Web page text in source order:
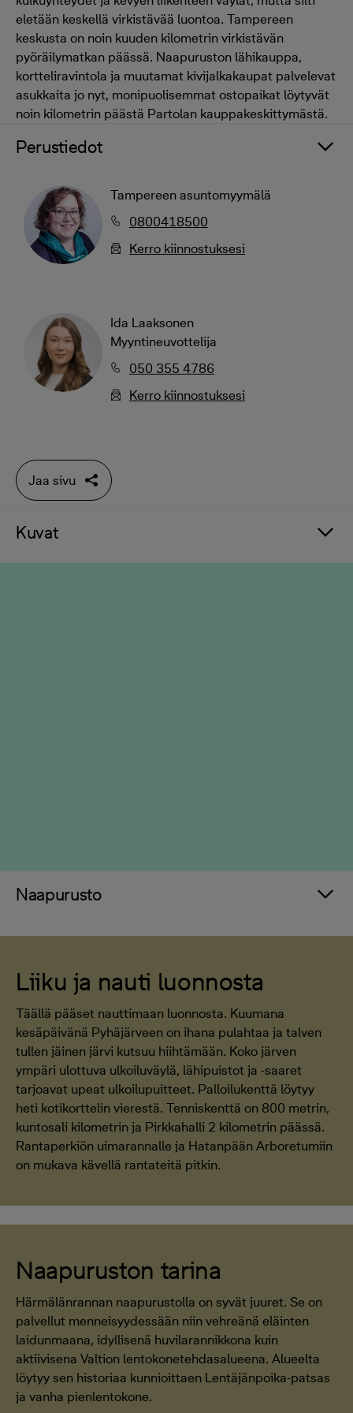
eletään keskellä virkistävää luontoa. Tampereen
keskusta on noin kuuden kilometrin virkistävän
pyöräilymatkan päässä. Naapuruston lähikauppa,
kortteliravintola ja muutamat kivijalkakaupat palvelevat
asukkaita jo nyt, monipuolisemmat ostopaikat löytyvät
noin kilometrin päästä Partolan kauppakeskittymästä.
Perustiedot
Tampereen asuntomyymälä
0800418500
Kerro kiinnostuksesi
Ida Laaksonen
Myyntineuvottelija
050 355 4786
Kerro kiinnostuksesi
Jaa sivu
Kuvat
Naapurusto
Liiku ja nauti luonnosta
Täällä pääset nauttimaan luonnosta. Kuumana
kesäpäivänä Pyhäjärveen on ihana pulahtaa ja talven
tullen jäinen järvi kutsuu hiihtämään. Koko järven
ympäri ulottuva ulkoiluväylä, lähipuistot ja -saaret
tarjoavat upeat ulkoilupuitteet. Palloilukenttä löytyy
heti kotikorttelin vierestä. Tenniskenttä on 800 metrin,
kuntosali kilometrin ja Pirkkahalli 2 kilometrin päässä.
Rantaperkiön uimarannalle ja Hatanpään Arboretumiin
on mukava kävellä rantateitä pitkin.
Naapuruston tarina
Härmälänrannan naapurustolla on syvät juuret. Se on
palvellut menneisyydessään niin vehreänä eläinten
laidunmaana, idyllisenä huvilarannikkona kuin
aktiivisena Valtion lentokonetehdasalueena. Alueelta
löytyy sen historiaa kunnioittaen Lentäjänpoika-patsas
ja vanha pienlentokone.